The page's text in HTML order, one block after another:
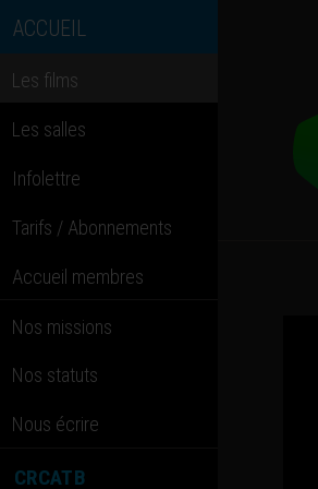
ACCUEIL
Les films
Les salles
Infolettre
Tarifs / Abonnements
Accueil membres
Nos missions
Nos statuts
Nous écrire
CRCATB